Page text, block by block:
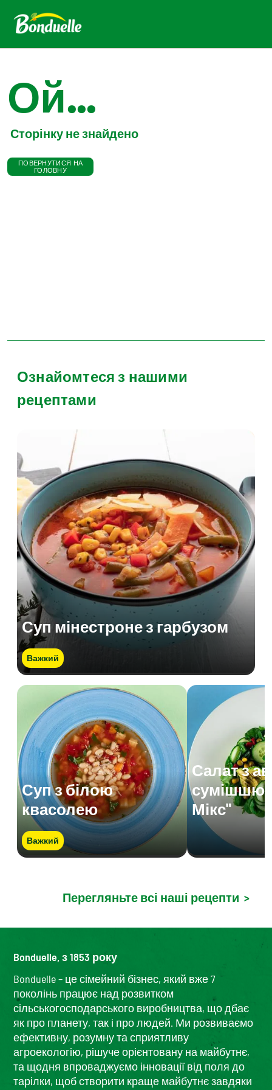
Ой...
Сторінку не знайдено
ПОВЕРНУТИСЯ НА
ГОЛОВНУ
Ознайомтеся з нашими
рецептами
Суп мінестроне з гарбузом
Важкий
Суп з білою
квасолею
Важкий
Салат з
сумішшю
Мікс"
Перегляньте всі наші рецепти >
Bonduelle, з 1853 року
Bonduelle – це сімейний бізнес, який вже 7
поколінь працює над розвитком
сільськогосподарського виробництва, що дбає
як про планету, так і про людей. Ми розвиваємо
ефективну, розумну та сприятливу
агроекологію, рішуче орієнтовану на майбутнє,
та щодня впроваджуємо інновації від поля до
тарілки, щоб створити краще майбутнє завдяки